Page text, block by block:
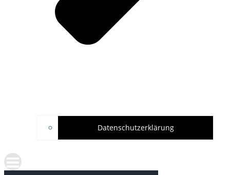
Datenschutzerklärung